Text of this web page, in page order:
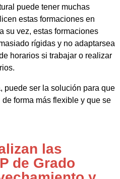
puede tener muchas
estas formaciones en
su vez, estas formaciones
rígidas y no adaptarsea
horarios si trabajar o realizar
puede ser la solución para que
forma más flexible y que se
las
de Grado